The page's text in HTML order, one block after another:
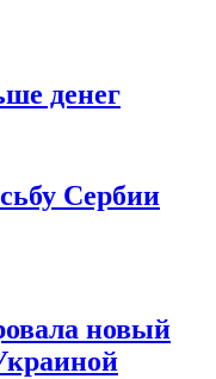
денег
Сербии
новый